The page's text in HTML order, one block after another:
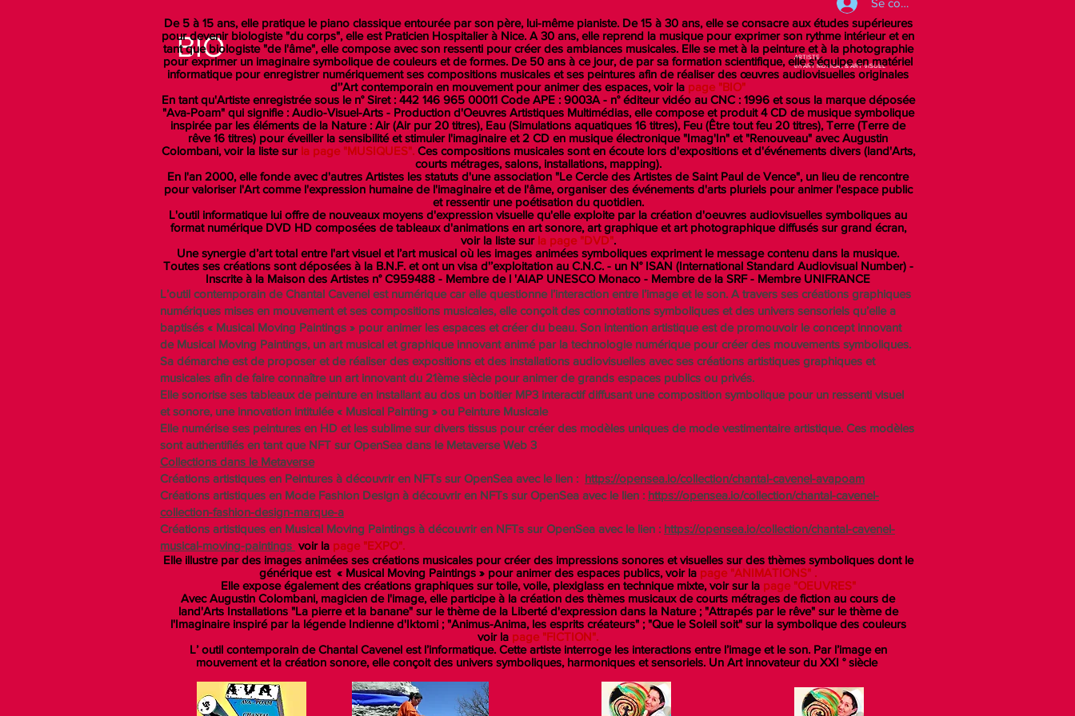
Se connecter
BIO
ARTISTE
en ART MUSICAL & ART VISUEL
De 5 à 15 ans, elle pratique le piano classique entourée par son père, lui-même pianiste. De 15 à 30 ans, elle se consacre aux études supérieures
pour devenir biologiste "du corps", elle est Praticien Hospitalier à Nice. A 30 ans, elle reprend la musique pour exprimer son rythme intérieur et en
tant que biologiste "de l'âme", elle compose avec son ressenti pour créer des ambiances musicales. Elle se met à la peinture et à la photographie
pour exprimer un imaginaire symbolique de couleurs et de formes. De 50 ans à ce jour, de par sa formation scientifique, elle s'équipe en matériel
informatique pour enregistrer numériquement ses compositions musicales et ses peintures afin de réaliser des œuvres audiovisuelles originales
d'’Art contemporain en mouvement pour animer des espaces, voir la page "BIO"
En tant qu'Artiste enregistrée sous le n° Siret : 442 146 965 00011 Code APE : 9003A - n° éditeur vidéo au CNC : 1996 et sous la marque déposée
"Ava-Poam" qui signifie : Audio-Visuel-Arts - Production d'Oeuvres Artistiques Multimédias, elle compose et produit 4 CD de musique symbolique
inspirée par les éléments de la Nature : Air (Air pur 20 titres), Eau (Simulations aquatiques 16 titres), Feu (Être tout feu 20 titres), Terre (Terre de
rêve 16 titres) pour éveiller la sensibilité et stimuler l'imaginaire et 2 CD en musique électronique "Imag'In" et "Renouveau" avec Augustin
Colombani, voir la liste sur la page "MUSIQUES".Ces compositions musicales sont en écoute lors d'expositions et d'événements divers (land'Arts,
courts métrages, salons, installations, mapping).
En l'an 2000, elle fonde avec d'autres Artistes les statuts d'une association "Le Cercle des Artistes de Saint Paul de Vence", un lieu de rencontre
pour valoriser l'Art comme l'expression humaine de l'imaginaire et de l'âme, organiser des événements d'arts pluriels pour animer l'espace public
et ressentir une poétisation du quotidien.
L'outil informatique lui offre de nouveaux moyens d'expression visuelle qu'elle exploite par la création d'oeuvres audiovisuelles symboliques au
format numérique DVD HD composées de tableaux d'animations en art sonore, art graphique et art photographique diffusés sur grand écran,
voir la liste sur la page "DVD".
Une synergie d’art total entre l'art visuel et l’art musical où les images animées symboliques expriment le message contenu dans la musique.
Toutes ses créations sont déposées à la B.N.F. et ont un visa d'’exploitation au C.N.C. - un N° ISAN (International Standard Audiovisual Number) -
Inscrite à la Maison des Artistes n° C959488 - Membre de l 'AIAP UNESCO Monaco - Membre de la SRF - Membre UNIFRANCE
L’outil contemporain de Chantal Cavenel est numérique car elle questionne l’interaction entre l’image et le son. A travers ses créations graphiques
numériques mises en mouvement et ses compositions musicales, elle conçoit des connotations symboliques et des univers sensoriels qu’elle a
baptisés « Musical Moving Paintings » pour animer les espaces et créer du beau. Son intention artistique est de promouvoir le concept innovant
de Musical Moving Paintings, un art musical et graphique innovant animé par la technologie numérique pour créer des mouvements symboliques.
Sa démarche est de proposer et de réaliser des expositions et des installations audiovisuelles avec ses créations artistiques graphiques et
musicales afin de faire connaître un art innovant du 21ème siècle pour animer de grands espaces publics ou privés.
Elle sonorise ses tableaux de peinture en installant au dos un boitier MP3 interactif diffusant une composition symbolique pour un ressenti visuel
et sonore, une innovation intitulée « Musical Painting » ou Peinture Musicale
Elle numérise ses peintures en HD et les sublime sur divers tissus pour créer des modèles uniques de mode vestimentaire artistique. Ces modèles
sont authentifiés en tant que NFT sur OpenSea dans le Metaverse Web 3
Collections dans le Metaverse
Créations artistiques en Peintures à découvrir en NFTs sur OpenSea avec le lien : https://opensea.io/collection/chantal-cavenel-avapoam
Créations artistiques en Mode Fashion Design à découvrir en NFTs sur OpenSea avec le lien : https://opensea.io/collection/chantal-cavenel-
collection-fashion-design-marque-a
Créations artistiques en Musical Moving Paintings à découvrir en NFTs sur OpenSea avec le lien : https://opensea.io/collection/chantal-cavenel-
musical-moving-paintings voir la page "EXPO".
Elle illustre par des images animées ses créations musicales pour créer des impressions sonores et visuelles sur des thèmes symboliques dont le
générique est « Musical Moving Paintings » pour animer des espaces publics, voir la page "ANIMATIONS" .
Elle expose également des créations graphiques sur toile, voile, plexiglass en technique mixte, voir sur la page "OEUVRES"
Avec Augustin Colombani, magicien de l'image, elle participe à la création des thèmes musicaux de courts métrages de fiction au cours de
land'Arts Installations "La pierre et la banane" sur le thème de la Liberté d'expression dans la Nature ; "Attrapés par le rêve" sur le thème de
l'Imaginaire inspiré par la légende Indienne d'Iktomi ; "Animus-Anima, les esprits créateurs" ; "Que le Soleil soit" sur la symbolique des couleurs
voir la page "FICTION".
L’ outil contemporain de Chantal Cavenel est l’informatique. Cette artiste interroge les interactions entre l’image et le son. Par l’image en
mouvement et la création sonore, elle conçoit des univers symboliques, harmoniques et sensoriels. Un Art innovateur du XXI ° siècle